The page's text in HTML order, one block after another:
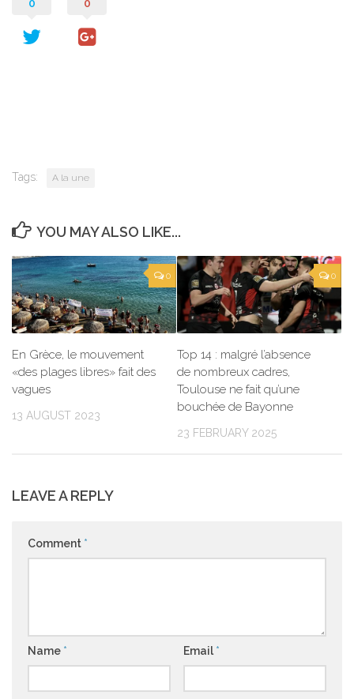
0 0
Tags: A la une
YOU MAY ALSO LIKE...
0
En Grèce, le mouvement
«des plages libres» fait des
vagues
13 AUGUST 2023
0
Top 14 : malgré l’absence
de nombreux cadres,
Toulouse ne fait qu’une
bouchée de Bayonne
23 FEBRUARY 2025
LEAVE A REPLY
Comment *
Name * Email *